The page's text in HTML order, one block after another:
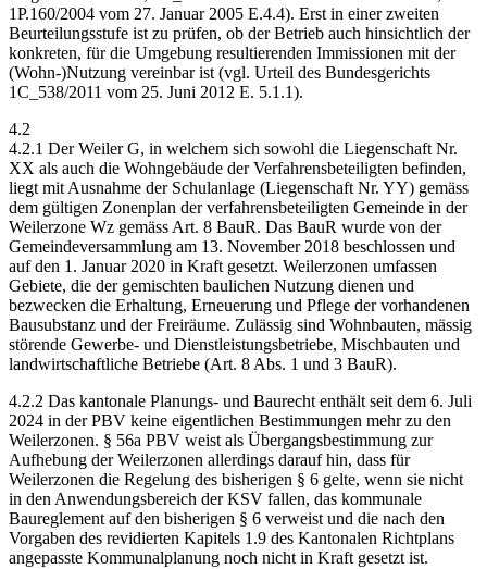
1P.160/2004 vom 27. Januar 2005 E.4.4). Erst in einer zweiten
Beurteilungsstufe ist zu prüfen, ob der Betrieb auch hinsichtlich der
konkreten, für die Umgebung resultierenden Immissionen mit der
(Wohn-)Nutzung vereinbar ist (vgl. Urteil des Bundesgerichts
1C_538/2011 vom 25. Juni 2012 E. 5.1.1).
4.2
4.2.1 Der Weiler G, in welchem sich sowohl die Liegenschaft Nr.
XX als auch die Wohngebäude der Verfahrensbeteiligten befinden,
liegt mit Ausnahme der Schulanlage (Liegenschaft Nr. YY) gemäss
dem gültigen Zonenplan der verfahrensbeteiligten Gemeinde in der
Weilerzone Wz gemäss Art. 8 BauR. Das BauR wurde von der
Gemeindeversammlung am 13. November 2018 beschlossen und
auf den 1. Januar 2020 in Kraft gesetzt. Weilerzonen umfassen
Gebiete, die der gemischten baulichen Nutzung dienen und
bezwecken die Erhaltung, Erneuerung und Pflege der vorhandenen
Bausubstanz und der Freiräume. Zulässig sind Wohnbauten, mässig
störende Gewerbe- und Dienstleistungsbetriebe, Mischbauten und
landwirtschaftliche Betriebe (Art. 8 Abs. 1 und 3 BauR).
4.2.2 Das kantonale Planungs- und Baurecht enthält seit dem 6. Juli
2024 in der PBV keine eigentlichen Bestimmungen mehr zu den
Weilerzonen. § 56a PBV weist als Übergangsbestimmung zur
Aufhebung der Weilerzonen allerdings darauf hin, dass für
Weilerzonen die Regelung des bisherigen § 6 gelte, wenn sie nicht
in den Anwendungsbereich der KSV fallen, das kommunale
Baureglement auf den bisherigen § 6 verweist und die nach den
Vorgaben des revidierten Kapitels 1.9 des Kantonalen Richtplans
angepasste Kommunalplanung noch nicht in Kraft gesetzt ist.